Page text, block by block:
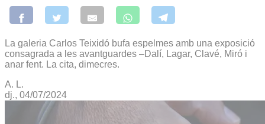
La galeria Carlos Teixidó bufa espelmes amb una exposició
consagrada a les avantguardes –Dalí, Lagar, Clavé, Miró i
anar fent. La cita, dimecres.
A. L.
dj., 04/07/2024